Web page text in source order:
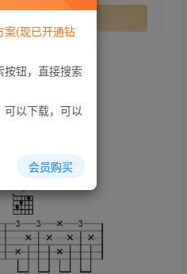
案(现已开通钻
钮，直接搜索
以下载，可以
会员购买